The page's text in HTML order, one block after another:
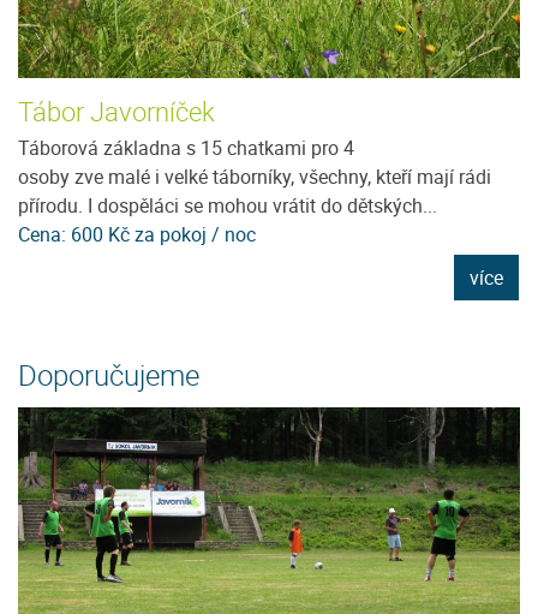
Tábor Javorníček
Táborová základna s 15 chatkami pro 4
osoby zve malé i velké táborníky, všechny, kteří mají rádi
přírodu. I dospěláci se mohou vrátit do dětských...
Cena: 600 Kč za pokoj / noc
více
Doporučujeme